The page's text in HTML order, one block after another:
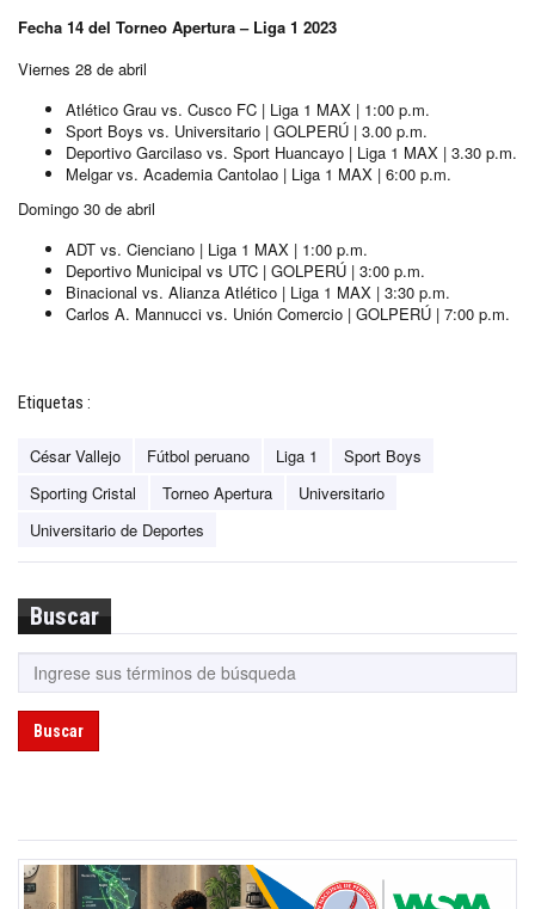
Fecha 14 del Torneo Apertura – Liga 1 2023
Viernes 28 de abril
Atlético Grau vs. Cusco FC | Liga 1 MAX | 1:00 p.m.
Sport Boys vs. Universitario | GOLPERÚ | 3.00 p.m.
Deportivo Garcilaso vs. Sport Huancayo | Liga 1 MAX | 3.30 p.m.
Melgar vs. Academia Cantolao | Liga 1 MAX | 6:00 p.m.
Domingo 30 de abril
ADT vs. Cienciano | Liga 1 MAX | 1:00 p.m.
Deportivo Municipal vs UTC | GOLPERÚ | 3:00 p.m.
Binacional vs. Alianza Atlético | Liga 1 MAX | 3:30 p.m.
Carlos A. Mannucci vs. Unión Comercio | GOLPERÚ | 7:00 p.m.
Etiquetas :
César Vallejo Fútbol peruano Liga 1
Sport Boys
Sporting Cristal
Torneo Apertura
Universitario
Universitario de Deportes
Buscar
Buscar